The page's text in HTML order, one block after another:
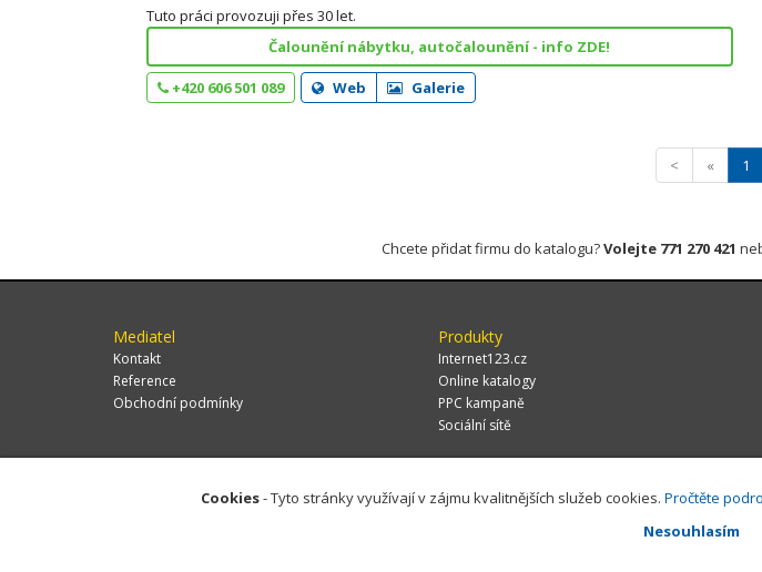
Tuto práci provozuji přes 30 let.
Čalounění nábytku, autočalounění - info ZDE!
+420 606 501 089 Web Galerie
< « 1
Chcete přidat firmu do katalogu?Volejte 771 270 421
Mediatel
Kontakt
Reference
Obchodní podmínky
Produkty
Internet123.cz
Online katalogy
PPC kampaně
Sociální sítě
Za Potokem 46/4, 106 00
Cookies- Tyto stránky využívají v zájmu kvalitnějších služeb cookies. Pročtěte
Nesouhlasím